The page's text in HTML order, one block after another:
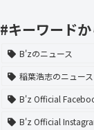
#キーワード
B'zのニュース
稲葉浩志のニュース
B'z Official
B'z Official